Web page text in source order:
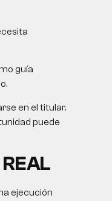
guía
en el titular.
puede
ejecución